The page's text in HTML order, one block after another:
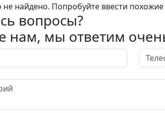
найдено. Попробуйте ввести
вопросы?
нам, мы ответим